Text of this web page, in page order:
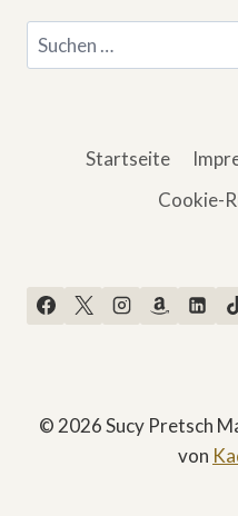
Suchen
nach:
Startseite
Cookie-
© 2026 Sucy Pretsch
von